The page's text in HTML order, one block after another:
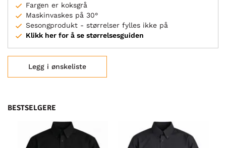
Fargen er koksgrå
Maskinvaskes på 30°
Sesongprodukt - størrelser fylles ikke på
Klikk her for å se størrelsesguiden
Legg i ønskeliste
BESTSELGERE